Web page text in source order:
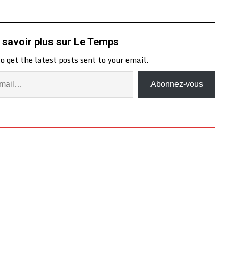
savoir plus sur Le Temps
get the latest posts sent to your email.
Abonnez-vous